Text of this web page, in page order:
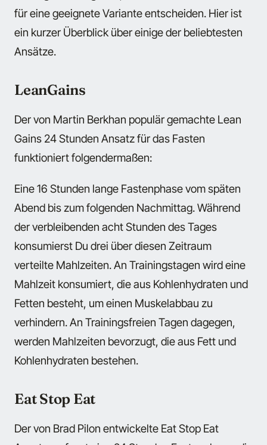
für eine geeignete Variante entscheiden. Hier ist
ein kurzer Überblick über einige der beliebtesten
Ansätze.
LeanGains
Der von Martin Berkhan populär gemachte Lean
Gains 24 Stunden Ansatz für das Fasten
funktioniert folgendermaßen:
Eine 16 Stunden lange Fastenphase vom späten
Abend bis zum folgenden Nachmittag. Während
der verbleibenden acht Stunden des Tages
konsumierst Du drei über diesen Zeitraum
verteilte Mahlzeiten. An Trainingstagen wird eine
Mahlzeit konsumiert, die aus Kohlenhydraten und
Fetten besteht, um einen Muskelabbau zu
verhindern. An Trainingsfreien Tagen dagegen,
werden Mahlzeiten bevorzugt, die aus Fett und
Kohlenhydraten bestehen.
Eat Stop Eat
Der von Brad Pilon entwickelte Eat Stop Eat